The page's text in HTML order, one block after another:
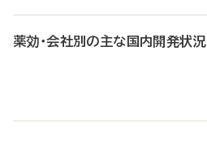
薬効・会社別の主な国内開発状況